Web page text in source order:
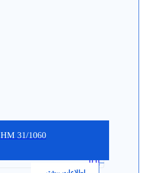
HM 31/1060
0.0